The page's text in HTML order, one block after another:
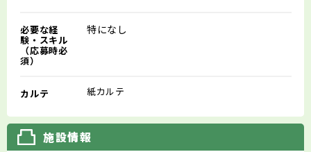
必要な経
験・スキル
（応募時必
須）
特になし
カルテ 紙カルテ
施設情報